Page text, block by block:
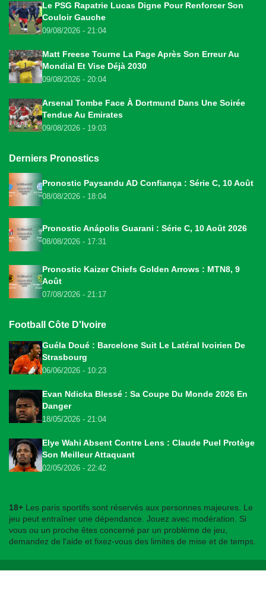
Le PSG Rapatrie Lucas Digne Pour Renforcer Son
Couloir Gauche
09/08/2026 - 21:04
Matt Freese Tourne La Page Après Son Erreur Au
Mondial Et Vise Déjà 2030
09/08/2026 - 20:04
Arsenal Tombe Face À Dortmund Dans Une Soirée
Tendue Au Emirates
09/08/2026 - 19:03
Derniers Pronostics
Pronostic Paysandu AD Confiança : Série C, 10 Août
08/08/2026 - 18:04
Pronostic Anápolis Guarani : Série C, 10 Août 2026
08/08/2026 - 17:31
Pronostic Kaizer Chiefs Golden Arrows : MTN8, 9
Août
07/08/2026 - 21:17
Football Côte D'Ivoire
Guéla Doué : Barcelone Suit Le Latéral Ivoirien De
Strasbourg
06/06/2026 - 10:23
Evan Ndicka Blessé : Sa Coupe Du Monde 2026 En
Danger
18/05/2026 - 21:04
Elye Wahi Absent Contre Lens : Claude Puel Protège
Son Meilleur Attaquant
02/05/2026 - 22:42
18+ Les paris sportifs sont réservés aux personnes majeures. Le
jeu peut entraîner une dépendance. Jouez avec modération. Si
vous ou un proche êtes concerné par un problème de jeu,
demandez de l'aide et fixez-vous des limites de mise et de temps.